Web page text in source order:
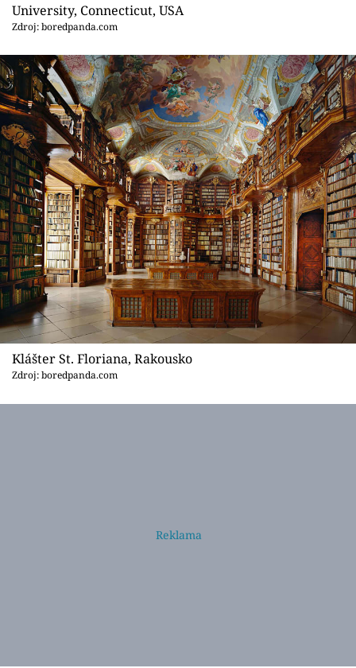
Sledujte prima+
Přihlášení
Sledujte nás
University, Connecticut, USA
Zdroj: boredpanda.com
Klášter St. Floriana, Rakousko
Zdroj: boredpanda.com